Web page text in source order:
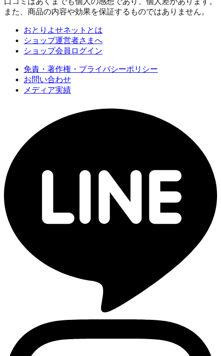
また、商品の内容や効果を保証するものではありません。
おとりよせネットとは
ショップ運営者さまへ
ショップ会員ログイン
免責・著作権・プライバシーポリシー
お問い合わせ
メディア実績